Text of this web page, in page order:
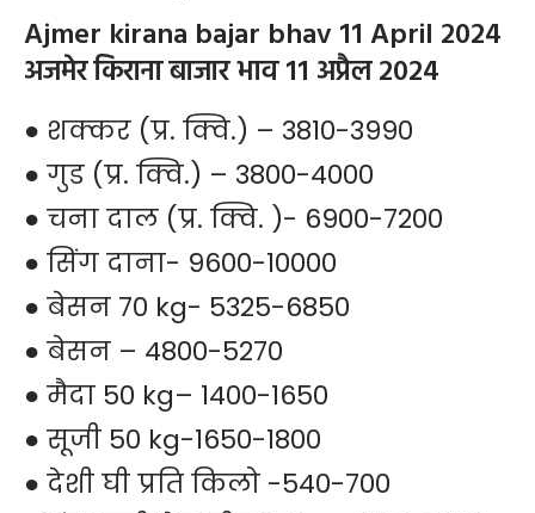
Ajmer kirana bajar bhav 11 April 2024
अजमेर किराना बाजार भाव 11 अप्रैल 2024
● शक्कर (प्र. क्वि.) – 3810-3990
● गुड (प्र. क्वि.) – 3800-4000
● चना दाल (प्र. क्वि. )- 6900-7200
● सिंग दाना- 9600-10000
● बेसन 70 kg- 5325-6850
● बेसन – 4800-5270
● मैदा 50 kg– 1400-1650
● सूजी 50 kg-1650-1800
● देशी घी प्रति किलो -540-700